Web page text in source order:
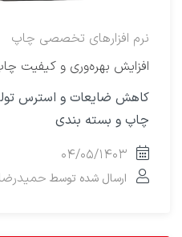
نرم افزارهای تخصصی چاپ
افزایش بهره‌وری و کیفیت
کاهش ضایعات و استرس
چاپ و بسته بندی
۰۴/۰۵/۱۴۰۳
ارسال شده توسط